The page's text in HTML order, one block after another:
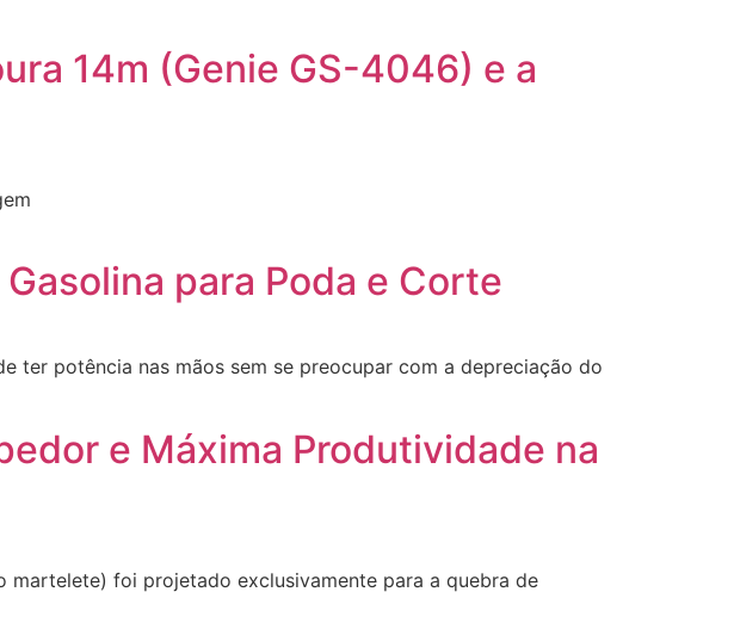
14m (Genie GS-4046) e a
para Poda e Corte
ter potência nas mãos sem se preocupar com a depreciação do
e Máxima Produtividade na
foi projetado exclusivamente para a quebra de